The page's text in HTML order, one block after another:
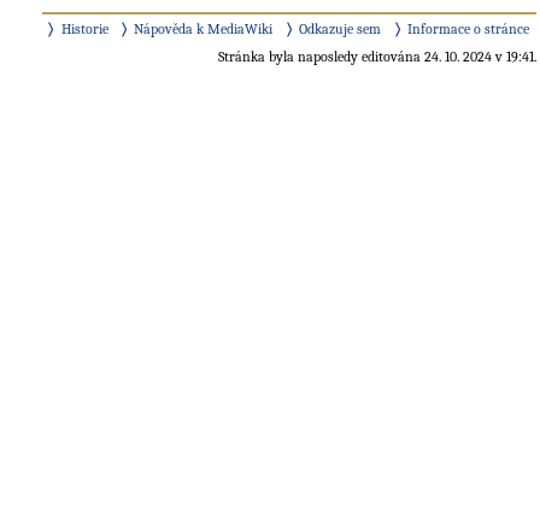
Historie Nápověda k MediaWiki Odkazuje sem
Informace o stránce
Stránka byla naposledy editována 24. 10. 2024 v 19:41.